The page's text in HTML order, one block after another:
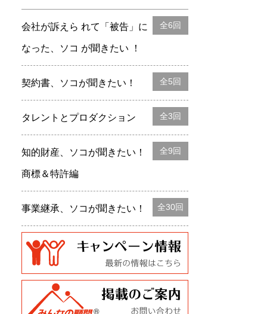
全6回
会社が訴えら れて「被告」に
なった、ソコ が聞きたい ！
全5回
契約書、ソコが聞きたい！
全3回
タレントとプロダクション
全9回
知的財産、ソコが聞きたい！
商標＆特許編
全30回
事業継承、ソコが聞きたい！